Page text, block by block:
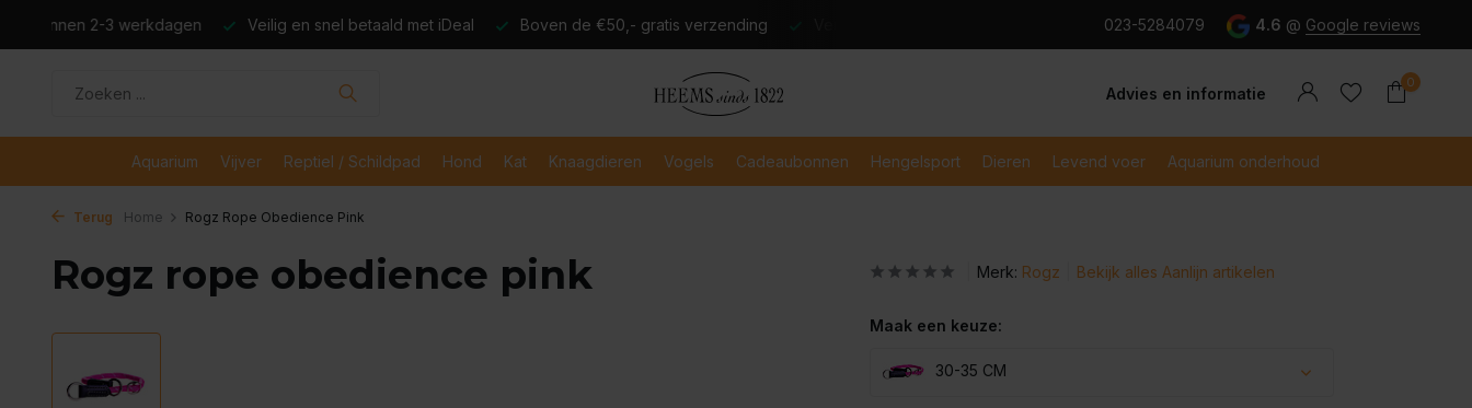
Veilig en snel betaald met iDeal Boven de €50,- gratis verzending Verzending binnen 2-3 werkdagen Veilig en snel betaald met iDeal
023-5284079 4.6 @ Google reviews
Advies en informatie
Account
0
Aquarium Vijver Reptiel / Schildpad Hond Kat Knaagdieren Vogels Cadeaubonnen Hengelsport Dieren Levend voer Aquarium onderhoud
Terug Home Rogz Rope Obedience Pink
Rogz rope obedience pink Merk: Rogz Bekijk alles Aanlijn artikelen
Maak een keuze:
30-35 CM